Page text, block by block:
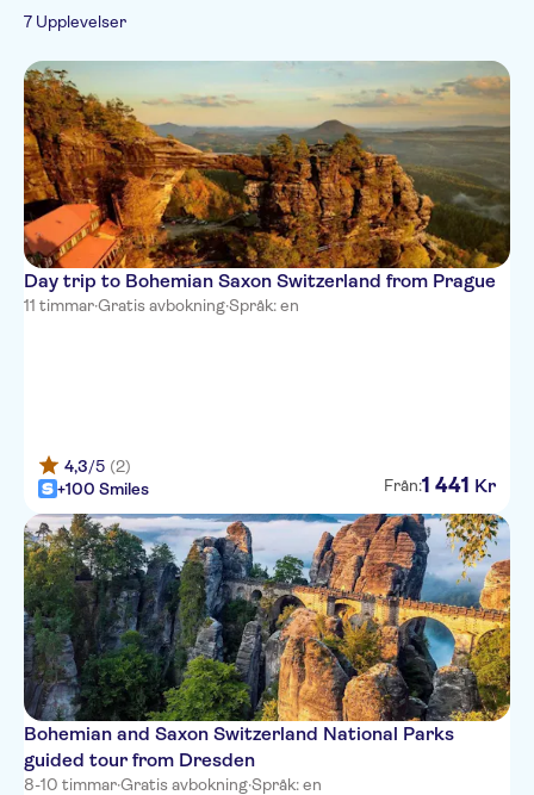
Skippa kön
7 Upplevelser
Day trip to Bohemian Saxon Switzerland from Prague
11 timmar·Gratis avbokning·Språk: en
4,3/5 (2)
+100 Smiles
Från:1 441 Kr
Bohemian and Saxon Switzerland National Parks
guided tour from Dresden
8-10 timmar·Gratis avbokning·Språk: en